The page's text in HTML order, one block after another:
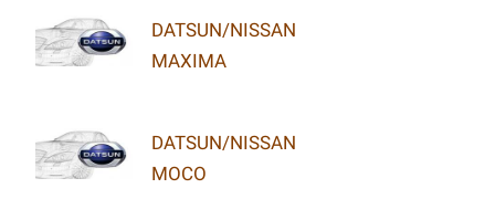
DATSUN/NISSAN
MAXIMA
DATSUN/NISSAN
MOCO